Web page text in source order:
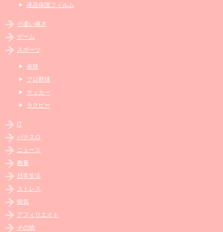
液晶保護フィルム
小遣い稼ぎ
ゲーム
スポーツ
卓球
プロ野球
サッカー
ラクビー
IT
パチスロ
ニュース
教養
日常生活
ストレス
病気
アフィリエイト
その他